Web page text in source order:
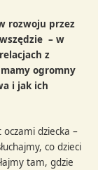
rozwoju przez
– w
z
ogromny
i jak ich
dziecka –
co dzieci
tam, gdzie